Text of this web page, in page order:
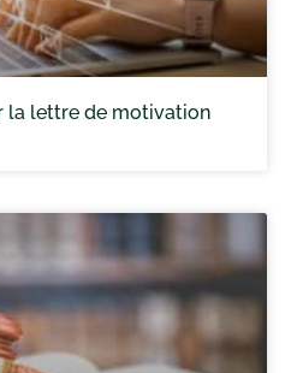
la lettre de motivation